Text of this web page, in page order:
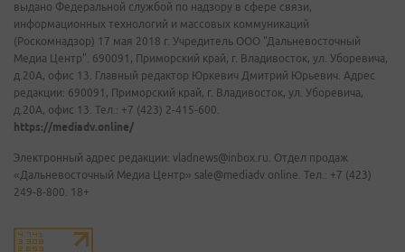
выдано Федеральной службой по надзору в сфере связи,
информационных технологий и массовых коммуникаций
(Роскомнадзор) 17 мая 2018 г. Учредитель ООО "Дальневосточный
Медиа Центр". 690091, Приморский край, г. Владивосток, ул. Уборевича,
д.20А, офис 13. Главный редактор Юркевич Дмитрий Юрьевич. Адрес
редакции: 690091, Приморский край, г. Владивосток, ул. Уборевича,
д.20А, офис 13. Тел.: +7 (423) 2-415-600.
https://mediadv.online/
Электронный адрес редакции: vladnews@inbox.ru. Отдел продаж
«Дальневосточный Медиа Центр» sale@mediadv.online. Тел.: +7 (423)
249-8-800. 18+